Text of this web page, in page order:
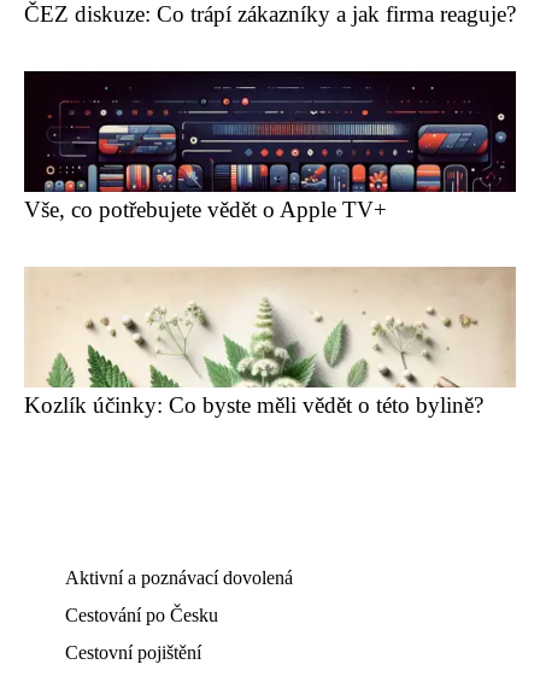
ČEZ diskuze: Co trápí zákazníky a jak firma reaguje?
Vše, co potřebujete vědět o Apple TV+
Kozlík účinky: Co byste měli vědět o této bylině?
Aktivní a poznávací dovolená
Cestování po Česku
Cestovní pojištění